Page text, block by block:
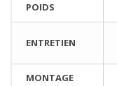
POIDS
ENTRETIEN
MONTAGE